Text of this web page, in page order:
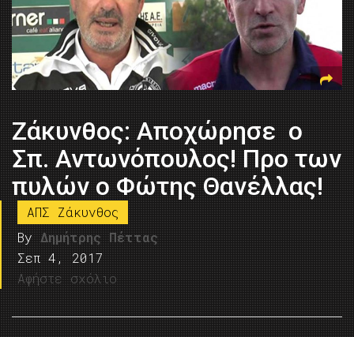
Ζάκυνθος: Αποχώρησε ο
Σπ. Αντωνόπουλος! Προ των
πυλών ο Φώτης Θανέλλας!
ΑΠΣ Ζάκυνθος
By Δημήτρης Πέττας
Σεπ 4, 2017
Αφήστε σχόλιο